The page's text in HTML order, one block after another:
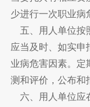
少进行一次职业病
五、用人单位按
应当及时、如实申
业病危害因素。定
测和评价，公布和
六、用人单位应